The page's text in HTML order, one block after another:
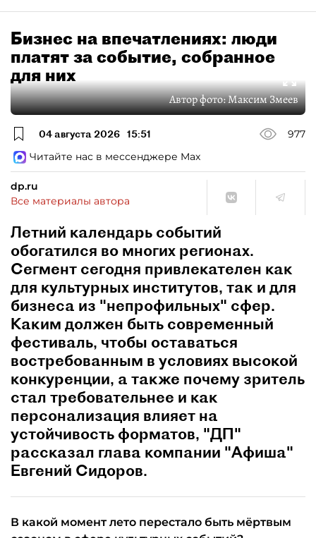
Бизнес на впечатлениях: люди
платят за событие, собранное
для них
Автор фото:Максим Змеев
04 августа 2026 15:51
977
Читайте нас в мессенджере Max
dp.ru
Все материалы автора
Летний календарь событий
обогатился во многих регионах.
Сегмент сегодня привлекателен как
для культурных институтов, так и для
бизнеса из "непрофильных" сфер.
Каким должен быть современный
фестиваль, чтобы оставаться
востребованным в условиях высокой
конкуренции, а также почему зритель
стал требовательнее и как
персонализация влияет на
устойчивость форматов, "ДП"
рассказал глава компании "Афиша"
Евгений Сидоров.
В какой момент лето перестало быть мёртвым